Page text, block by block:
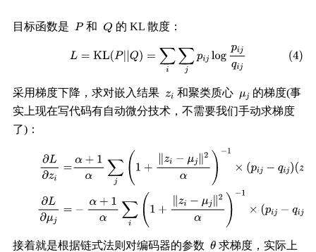
目标函数是 和 的 KL 散度：
采用梯度下降，求对嵌入结果 和聚类质心
的梯度(事
实上现在写代码有自动微分技术，不需要我们手动求梯度
了)：
接着就是根据链式法则对编码器的参数
求梯度，实际上